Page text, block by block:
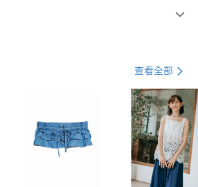
查看全部